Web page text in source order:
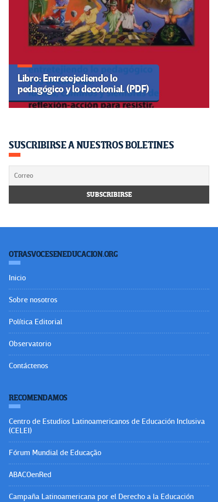
Libro: Entretejediendo lo
pedagógico y lo decolonial. (PDF)
SUSCRIBIRSE A NUESTROS BOLETINES
OTRASVOCESENEDUCACION.ORG
Inicio
Sobre nosotros
Política Editorial
Observatorio
Contáctenos
RECOMENDAMOS
Centro de Estudios Latinoamericanos de Educación Inclusiva
(CELEI)
Fórum Mundial de Educação
ABACOenRed
Campaña Latinoamericana por el Derecho a la Educación